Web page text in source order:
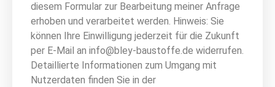
diesem Formular zur Bearbeitung meiner Anfrage
erhoben und verarbeitet werden. Hinweis: Sie
können Ihre Einwilligung jederzeit für die Zukunft
per E-Mail an info@bley-baustoffe.de widerrufen.
Detaillierte Informationen zum Umgang mit
Nutzerdaten finden Sie in der